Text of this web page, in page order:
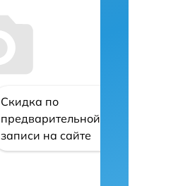
Скидка по
предварительной
записи на сайте